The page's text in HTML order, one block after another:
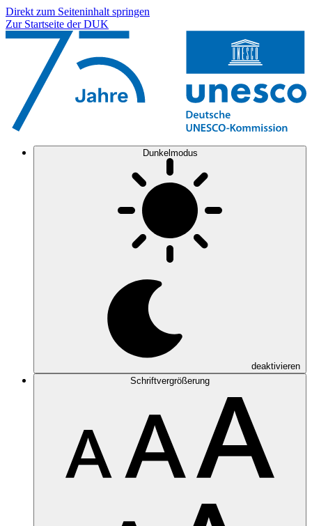
Direkt zum Seiteninhalt springen
Zur Startseite der DUK
Dunkelmodus
deaktivieren
Schriftvergrößerung